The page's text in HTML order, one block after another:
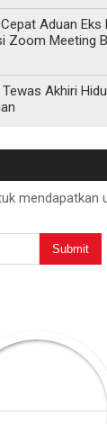
Aduan Eks
Zoom Meeting
Akhiri
mendapatkan